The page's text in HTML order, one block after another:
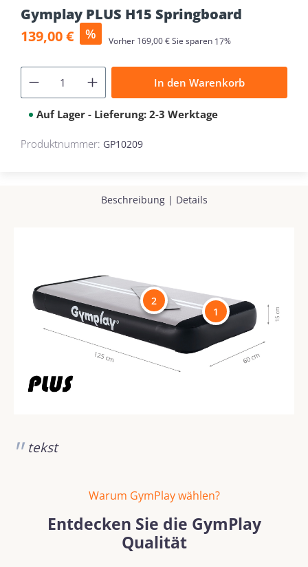
Gymplay PLUS H15 Springboard
Verkaufspreis:
139,00 € % Vorher Regulärer Preis:
169,00 €Sie sparen 17%
In den Warenkorb
Auf Lager - Lieferung: 2-3 Werktage
Produktnummer: GP10209
Beschreibung | Details
1
2
tekst
Warum GymPlay wählen?
Entdecken Sie die GymPlay
Qualität